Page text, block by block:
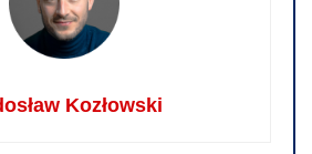
Kozłowski